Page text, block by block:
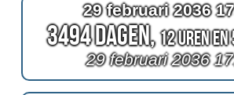
29 februari 2036
3494 Dagen,12 Uren
29 februari 2036